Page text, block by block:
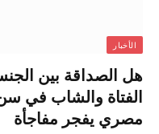
الأخبار
هل الصداقة بين
الفتاة والشاب في
مصري يفجر مفاجأة